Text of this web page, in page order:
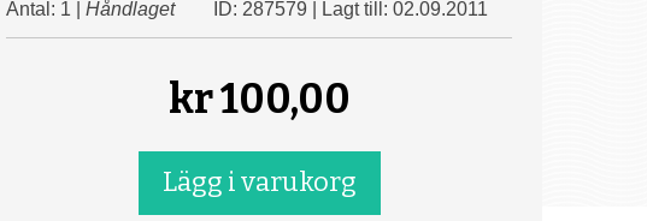
Antal: 1 | Håndlaget ID: 287579 | Lagt till: 02.09.2011
kr100,00